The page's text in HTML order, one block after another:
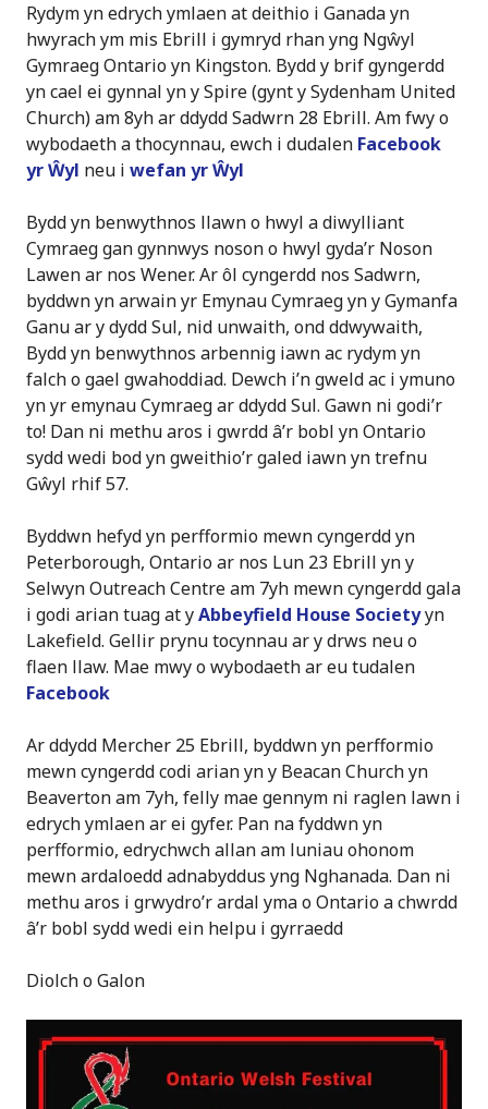
Rydym yn edrych ymlaen at deithio i Ganada yn
hwyrach ym mis Ebrill i gymryd rhan yng Ngŵyl
Gymraeg Ontario yn Kingston. Bydd y brif gyngerdd
yn cael ei gynnal yn y Spire (gynt y Sydenham United
Church) am 8yh ar ddydd Sadwrn 28 Ebrill. Am fwy o
wybodaeth a thocynnau, ewch i dudalen Facebook
yr Ŵyl neu i wefan yr Ŵyl
Bydd yn benwythnos llawn o hwyl a diwylliant
Cymraeg gan gynnwys noson o hwyl gyda’r Noson
Lawen ar nos Wener. Ar ôl cyngerdd nos Sadwrn,
byddwn yn arwain yr Emynau Cymraeg yn y Gymanfa
Ganu ar y dydd Sul, nid unwaith, ond ddwywaith,
Bydd yn benwythnos arbennig iawn ac rydym yn
falch o gael gwahoddiad. Dewch i’n gweld ac i ymuno
yn yr emynau Cymraeg ar ddydd Sul. Gawn ni godi’r
to! Dan ni methu aros i gwrdd â’r bobl yn Ontario
sydd wedi bod yn gweithio’r galed iawn yn trefnu
Gŵyl rhif 57.
Byddwn hefyd yn perfformio mewn cyngerdd yn
Peterborough, Ontario ar nos Lun 23 Ebrill yn y
Selwyn Outreach Centre am 7yh mewn cyngerdd gala
i godi arian tuag at yAbbeyfield House Societyyn
Lakefield. Gellir prynu tocynnau ar y drws neu o
flaen llaw. Mae mwy o wybodaeth ar eu tudalen
Facebook
Ar ddydd Mercher 25 Ebrill, byddwn yn perfformio
mewn cyngerdd codi arian yn y Beacan Church yn
Beaverton am 7yh, felly mae gennym ni raglen lawn i
edrych ymlaen ar ei gyfer. Pan na fyddwn yn
perfformio, edrychwch allan am luniau ohonom
mewn ardaloedd adnabyddus yng Nghanada. Dan ni
methu aros i grwydro’r ardal yma o Ontario a chwrdd
â’r bobl sydd wedi ein helpu i gyrraedd
Diolch o Galon